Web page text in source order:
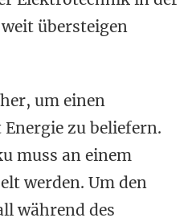
übersteigen
um einen
zu beliefern.
muss an einem
werden. Um den
während des